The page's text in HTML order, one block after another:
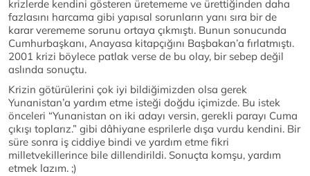
krizlerde kendini gösteren üretememe ve ürettiğinden daha
fazlasını harcama gibi yapısal sorunların yanı sıra bir de
karar verememe sorunu ortaya çıkmıştı. Bunun sonucunda
Cumhurbaşkanı, Anayasa kitapçığını Başbakan’a fırlatmıştı.
2001 krizi böylece patlak verse de bu olay, bir sebep değil
aslında sonuçtu.
Krizin götürülerini çok iyi bildiğimizden olsa gerek
Yunanistan’a yardım etme isteği doğdu içimizde. Bu istek
önceleri “Yunanistan on iki adayı versin, gerekli parayı Cuma
çıkışı toplarız.” gibi dâhiyane esprilerle dışa vurdu kendini. Bir
süre sonra iş ciddiye bindi ve yardım etme fikri
milletvekillerince bile dillendirildi. Sonuçta komşu, yardım
etmek lazım. ;)